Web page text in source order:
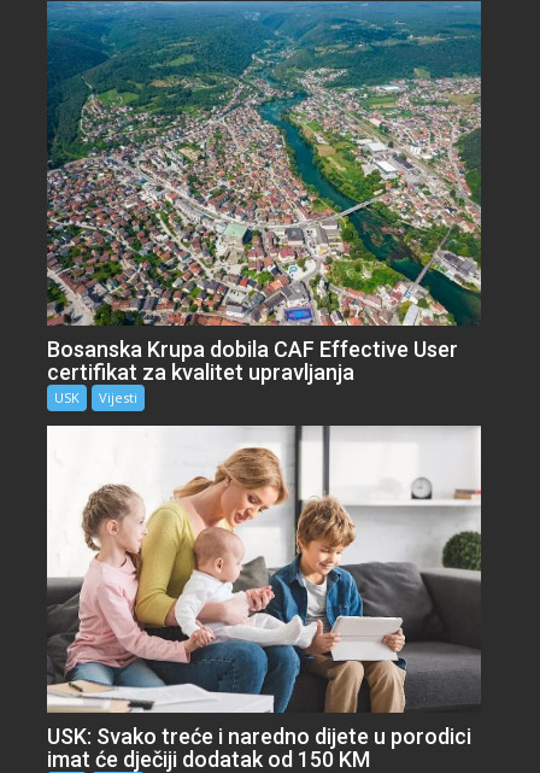
Bosanska Krupa dobila CAF Effective User
certifikat za kvalitet upravljanja
USK Vijesti
USK: Svako treće i naredno dijete u porodici
imat će dječiji dodatak od 150 KM